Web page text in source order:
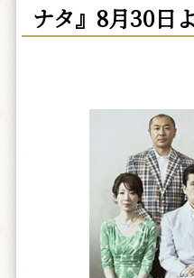
ナタ』8月30日